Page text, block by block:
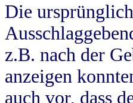
Die
z.B. nach der
anzeigen
auch vor, dass